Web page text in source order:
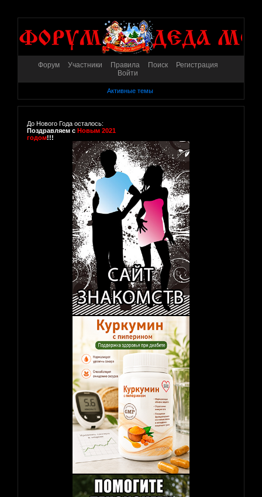
Форум Участники Правила Поиск
Регистрация
Войти
Активные темы
До Нового Года осталось:
Поздравляем с Новым 2021
годом!!!